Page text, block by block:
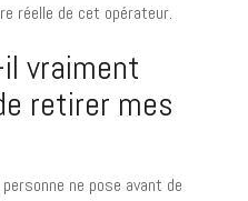
réelle de cet opérateur.
vraiment
retirer mes
ne pose avant de